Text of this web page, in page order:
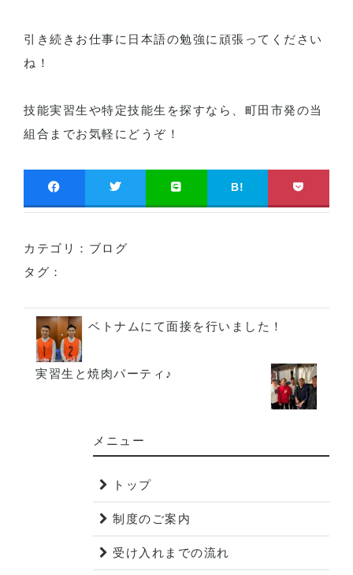
引き続きお仕事に日本語の勉強に頑張ってください
ね！
技能実習生や特定技能生を探すなら、町田市発の当
組合までお気軽にどうぞ！
B!
カテゴリ： ブログ
タグ：
ベトナムにて面接を行いました！
実習生と焼肉パーティ♪
メニュー
トップ
制度のご案内
受け入れまでの流れ